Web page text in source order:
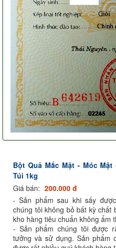
Bột Quả Mắc Mật - Móc
Túi 1kg
Giá bán: 200.000 đ
- Sản phẩm sau khi sấy
chúng tôi không bỏ bất kỳ chất
kho hàng tiêu chuẩn không ẩm
- Sản phẩm chúng tôi được
tưởng và sử dụng. Sản phẩm